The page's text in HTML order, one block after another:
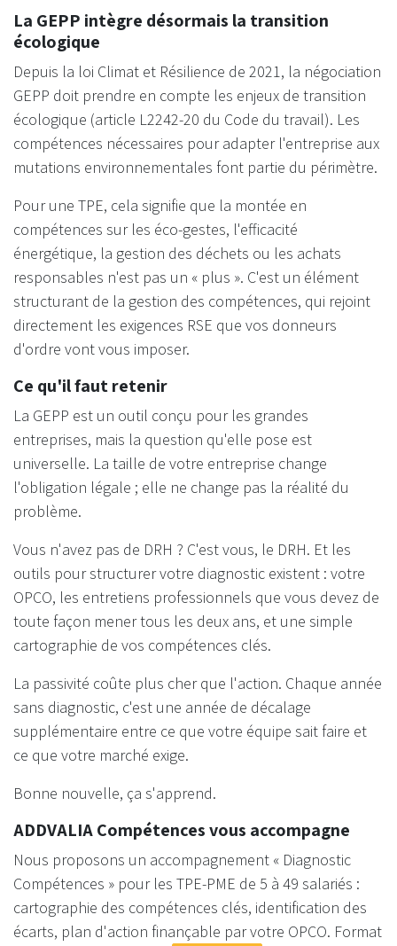
La GEPP intègre désormais la transition
écologique
Depuis la loi Climat et Résilience de 2021, la négociation
GEPP doit prendre en compte les enjeux de transition
écologique (article L2242-20 du Code du travail). Les
compétences nécessaires pour adapter l'entreprise aux
mutations environnementales font partie du périmètre.
Pour une TPE, cela signifie que la montée en
compétences sur les éco-gestes, l'efficacité
énergétique, la gestion des déchets ou les achats
responsables n'est pas un « plus ». C'est un élément
structurant de la gestion des compétences, qui rejoint
directement les exigences RSE que vos donneurs
d'ordre vont vous imposer.
Ce qu'il faut retenir
La GEPP est un outil conçu pour les grandes
entreprises, mais la question qu'elle pose est
universelle. La taille de votre entreprise change
l'obligation légale ; elle ne change pas la réalité du
problème.
Vous n'avez pas de DRH ? C'est vous, le DRH. Et les
outils pour structurer votre diagnostic existent : votre
OPCO, les entretiens professionnels que vous devez de
toute façon mener tous les deux ans, et une simple
cartographie de vos compétences clés.
La passivité coûte plus cher que l'action. Chaque année
sans diagnostic, c'est une année de décalage
supplémentaire entre ce que votre équipe sait faire et
ce que votre marché exige.
Bonne nouvelle, ça s'apprend.
ADDVALIA Compétences vous accompagne
Nous proposons un accompagnement « Diagnostic
Compétences » pour les TPE-PME de 5 à 49 salariés :
cartographie des compétences clés, identification des
écarts, plan d'action finançable par votre OPCO. Format